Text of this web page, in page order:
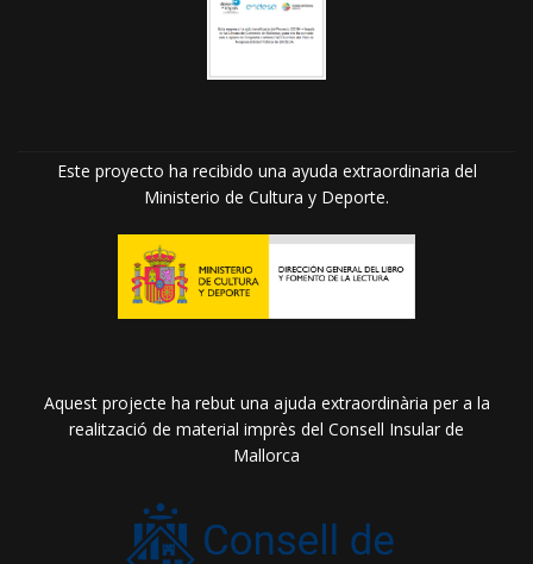
Este proyecto ha recibido una ayuda extraordinaria del
Ministerio de Cultura y Deporte.
Aquest projecte ha rebut una ajuda extraordinària per a la
realització de material imprès del Consell Insular de
Mallorca